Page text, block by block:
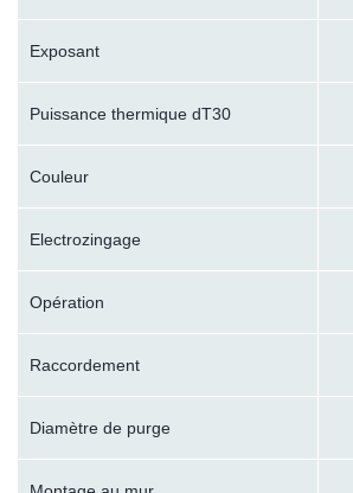
Exposant
Puissance thermique dT30
Couleur
Electrozingage
Opération
Raccordement
Diamètre de purge